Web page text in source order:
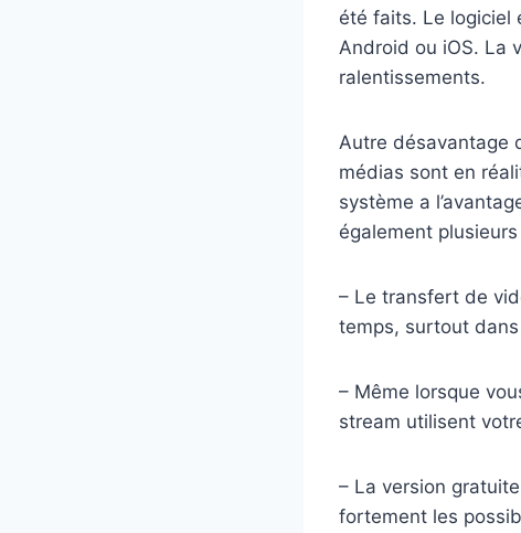
été faits. Le logiciel
Android ou iOS. La
ralentissements.
Autre désavantage
médias sont en
système a
également
– Le transfert de
temps, surtout dans
– Même lorsque
stream utilisent
– La version
fortement les